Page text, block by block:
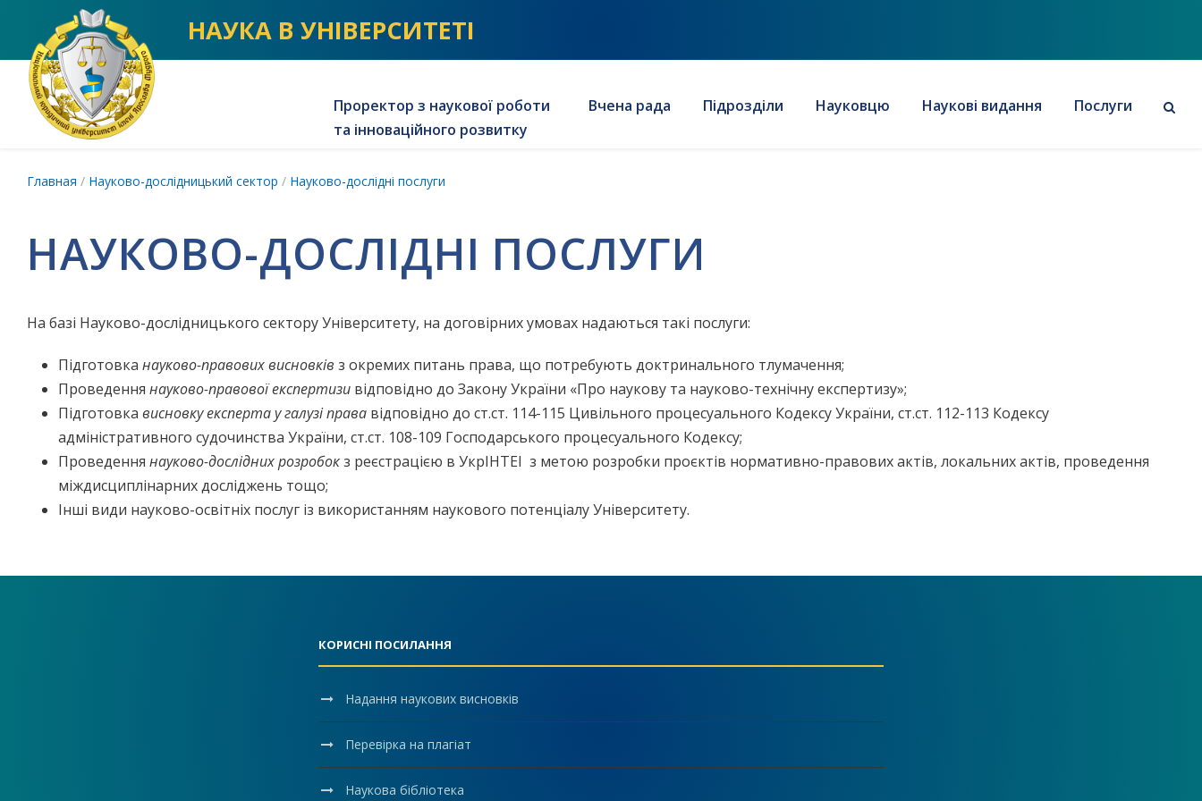
НАУКА В УНІВЕРСИТЕТІ
NLU homepage
Проректор з наукової роботи
та інноваційного розвитку
Вчена рада Підрозділи Науковцю Наукові видання Послуги
Главная / Науково-дослідницький сектор / Науково-дослідні послуги
НАУКОВО-ДОСЛІДНІ ПОСЛУГИ
На базі Науково-дослідницького сектору Університету, на договірних умовах надаються такі послуги:
Підготовка науково-правових висновків з окремих питань права, що потребують доктринального тлумачення;
Проведення науково-правової експертизи відповідно до Закону України «Про наукову та науково-технічну експертизу»;
Підготовка висновку експерта у галузі права відповідно до ст.ст. 114-115 Цивільного процесуального Кодексу України, ст.ст. 112-113 Кодексу
адміністративного судочинства України, ст.ст. 108-109 Господарського процесуального Кодексу;
Проведення науково-дослідних розробокз реєстрацією в УкрІНТЕІ з метою розробки проєктів нормативно-правових актів, локальних актів, проведення
міждисциплінарних досліджень тощо;
Інші види науково-освітніх послуг із використанням наукового потенціалу Університету.
КОРИСНІ ПОСИЛАННЯ
Надання наукових висновків
Перевірка на плагіат
Наукова бібліотека